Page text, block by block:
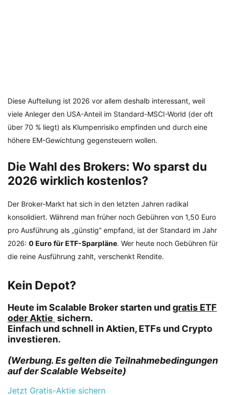
Diese Aufteilung ist 2026 vor allem deshalb interessant, weil
viele Anleger den USA-Anteil im Standard-MSCI-World (der oft
über 70 % liegt) als Klumpenrisiko empfinden und durch eine
höhere EM-Gewichtung gegensteuern wollen.
Die Wahl des Brokers: Wo sparst du
2026 wirklich kostenlos?
Der Broker-Markt hat sich in den letzten Jahren radikal
konsolidiert. Während man früher noch Gebühren von 1,50 Euro
pro Ausführung als „günstig“ empfand, ist der Standard im Jahr
2026: 0 Euro für ETF-Sparpläne. Wer heute noch Gebühren für
die reine Ausführung zahlt, verschenkt Rendite.
Kein Depot?
Heute imScalable Brokerstarten undgratis ETF
oder Aktie sichern.
Einfach und schnell in Aktien, ETFs und Crypto
investieren.
(Werbung. Es gelten die Teilnahmebedingungen
auf der Scalable Webseite)
Jetzt Gratis-Aktie sichern